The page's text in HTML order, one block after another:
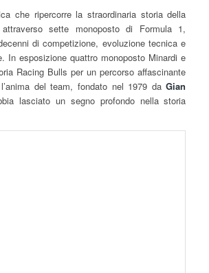
che ripercorre la straordinaria storia della
sette monoposto di Formula 1,
di competizione, evoluzione tecnica e
In esposizione quattro monoposto Minardi e
Racing Bulls per un percorso affascinante
del team, fondato nel 1979 daGian
lasciato un segno profondo nella storia